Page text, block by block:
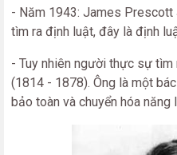
- Năm 1943: James
tìm ra định luật, đây là định
- Tuy nhiên người thực sự
(1814 - 1878). Ông là một
bảo toàn và chuyển hóa năng